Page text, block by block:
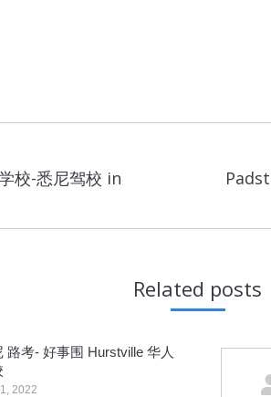
校-悉尼驾校 in
Next
Related posts
路考- 好事围 Hurstville 华人
2022